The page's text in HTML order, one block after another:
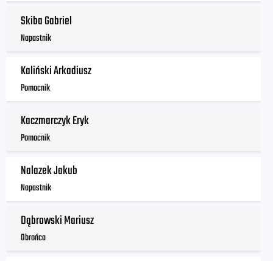
Skiba Gabriel
Napastnik
Kaliński Arkadiusz
Pomocnik
Kaczmarczyk Eryk
Pomocnik
Nalazek Jakub
Napastnik
Dąbrowski Mariusz
Obrońca